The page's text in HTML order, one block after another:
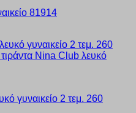
81914
γυναικείο 2 τεμ. 260